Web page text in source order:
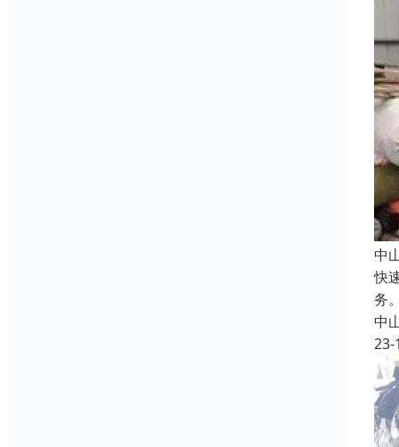
中
快
务
中
23-